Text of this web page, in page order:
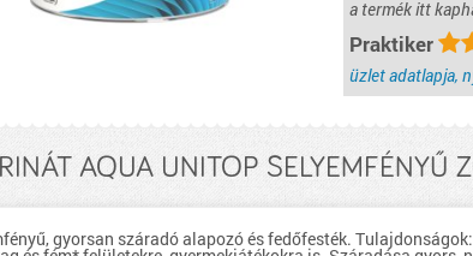
a termék itt
Praktiker
üzlet adatlapja,
AQUA UNITOP
gyorsan száradó alapozó és fedőfesték.